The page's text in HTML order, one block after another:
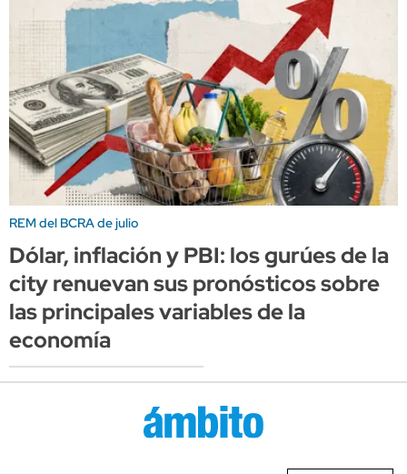
REM del BCRA de julio
Dólar, inflación y PBI: los gurúes de la
city renuevan sus pronósticos sobre
las principales variables de la
economía